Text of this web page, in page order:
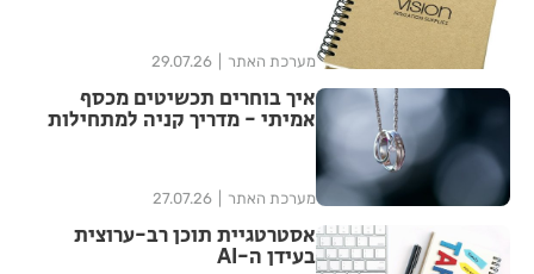
מערכת האתר 29.07.26
איך בוחרים תכשיטים מכסף
אמיתי - מדריך קניה למתחילות
מערכת האתר 27.07.26
אסטרטגיית תוכן רב-ערוצית
בעידן ה-AI